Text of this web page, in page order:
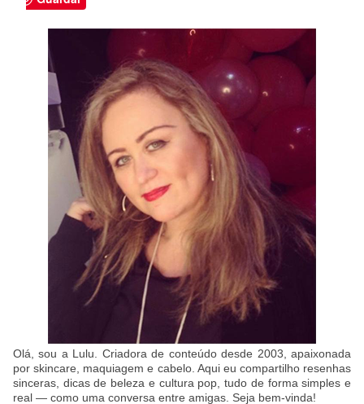
Olá, sou a Lulu. Criadora de conteúdo desde 2003, apaixonada
por skincare, maquiagem e cabelo. Aqui eu compartilho resenhas
sinceras, dicas de beleza e cultura pop, tudo de forma simples e
real — como uma conversa entre amigas. Seja bem-vinda!